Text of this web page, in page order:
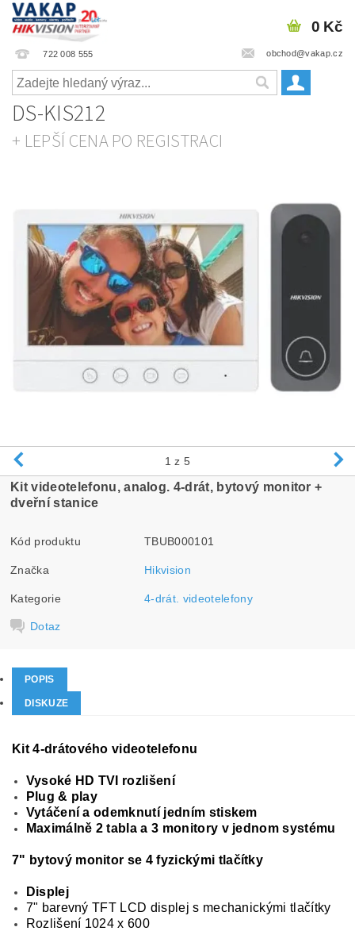
722 008 555 obchod@vakap.cz
0 Kč
DS-KIS212
+ LEPŠÍ CENA PO REGISTRACI
1 z 5
Kit videotelefonu, analog. 4-drát, bytový monitor +
dveřní stanice
Kód produktu TBUB000101
Značka Hikvision
Kategorie 4-drát. videotelefony
Dotaz
POPIS
DISKUZE
Kit 4-drátového videotelefonu
Vysoké HD TVI rozlišení
Plug & play
Vytáčení a odemknutí jedním stiskem
Maximálně 2 tabla a 3 monitory v jednom systému
7" bytový monitor se 4 fyzickými tlačítky
Displej
7" barevný TFT LCD displej s mechanickými tlačítky
Rozlišení 1024 x 600